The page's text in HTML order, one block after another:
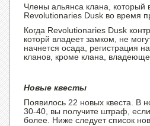
Члены альянса клана, который
Revolutionaries Dusk во время
Когда Revolutionaries Dusk
которй владеет замком, не
начнется осада, регистрация
кланов, кроме клана,
Новые квесты
Появилось 22 новых квеста. В
30-40, вы получите штраф,
более. Ниже следует список